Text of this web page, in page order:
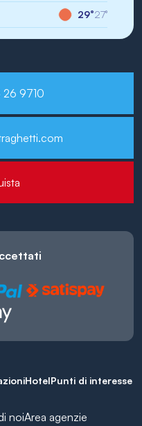
29°27°
9710
HotelPunti di interesse
noiArea agenzie